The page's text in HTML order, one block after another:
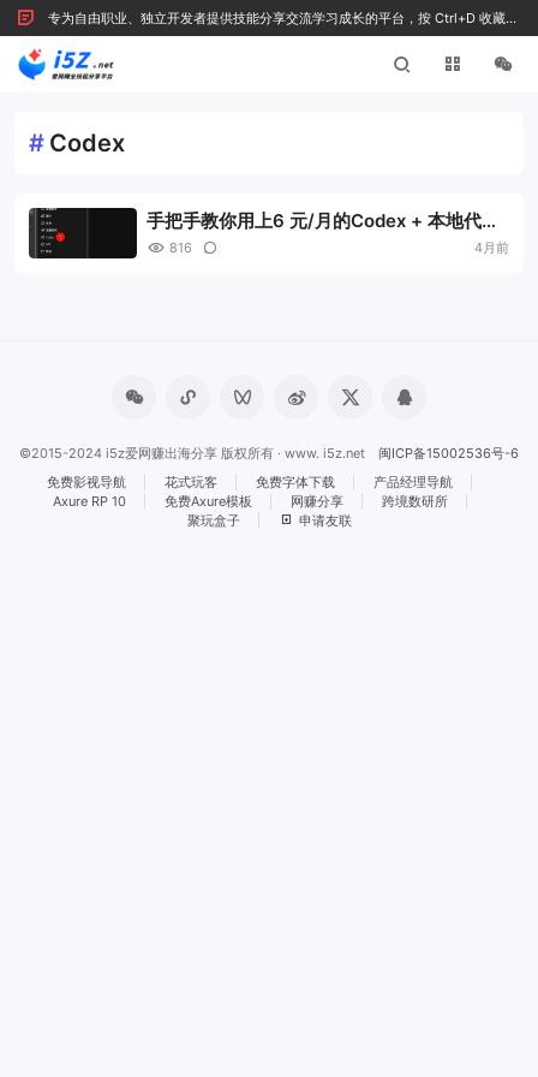
专为自由职业、独立开发者提供技能分享交流学习成长的平台，按 Ctrl+D 收藏我
们
# Codex
手把手教你用上6 元/月的Codex + 本地代理
+ Cherry/Claude Code/OpenClaw，独立
816 4月前
©2015-2024 i5z爱网赚出海分享 版权所有 · www. i5z.net 闽ICP备15002536号-6
免费影视导航
花式玩客 免费字体下载
产品经理导航
Axure RP 10
免费Axure模板 网赚分享
跨境数研所
聚玩盒子
申请友联